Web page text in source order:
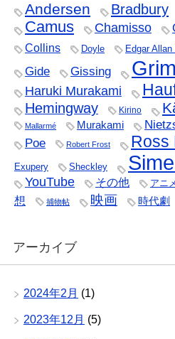
Andersen Bradbury
Camus Chamisso
Collins Doyle Edgar Allan
Gide Gissing
Haruki Murakami
Hemingway
Kirino
Mallarmé Murakami
Poe Robert Frost Ross
Exupery Sheckley
YouTube その他 アニ
想
捕物帖 映画 時代劇
アーカイブ
2024年2月 (1)
2023年12月 (5)